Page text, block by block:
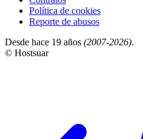
Política de cookies
Reporte de abusos
Desde hace 19 años (2007-2026).
© Hostsuar